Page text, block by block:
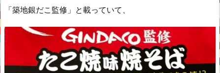
「築地銀だこ監修」と載っていて、